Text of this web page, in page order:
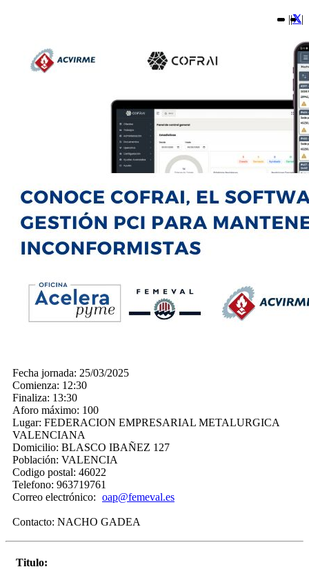
|| |
Fecha jornada: 25/03/2025
Comienza: 12:30
Finaliza: 13:30
Aforo máximo: 100
Lugar: FEDERACION EMPRESARIAL METALURGICA
VALENCIANA
Domicilio: BLASCO IBAÑEZ 127
Población: VALENCIA
Codigo postal: 46022
Telefono: 963719761
Correo electrónico: oap@femeval.es
Contacto: NACHO GADEA
Titulo: